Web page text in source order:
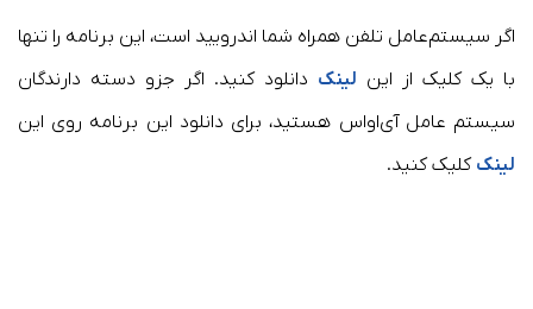
اگر سیستم‌عامل تلفن همراه شما اندرویید است، این برنامه را تنها
با یک کلیک از این لینک دانلود کنید. اگر جزو دسته دارندگان
سیستم عامل آی‌او‌اس هستید، برای دانلود این برنامه روی این
لینک کلیک کنید.